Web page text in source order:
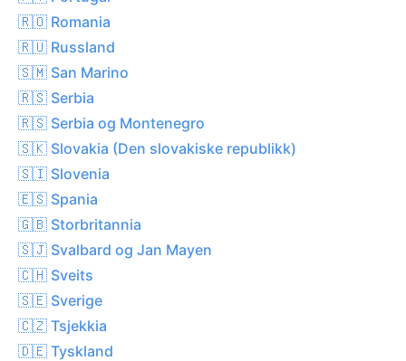
🇷🇴 Romania
🇷🇺 Russland
🇸🇲 San Marino
🇷🇸 Serbia
🇷🇸 Serbia og Montenegro
🇸🇰 Slovakia (Den slovakiske republikk)
🇸🇮 Slovenia
🇪🇸 Spania
🇬🇧 Storbritannia
🇸🇯 Svalbard og Jan Mayen
🇨🇭 Sveits
🇸🇪 Sverige
🇨🇿 Tsjekkia
🇩🇪 Tyskland